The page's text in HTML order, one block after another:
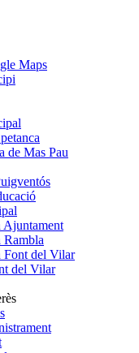
Maps
de Mas Pau
Ajuntament
Rambla
Font del Vilar
del Vilar